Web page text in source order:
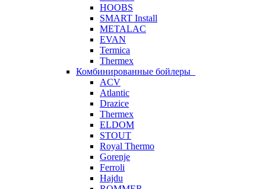
HOOBS
SMART Install
METALAC
EVAN
Termica
Thermex
Комбинированные бойлеры
ACV
Atlantic
Drazice
Thermex
ELDOM
STOUT
Royal Thermo
Gorenje
Ferroli
Hajdu